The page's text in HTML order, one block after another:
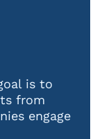
is to
from
engage